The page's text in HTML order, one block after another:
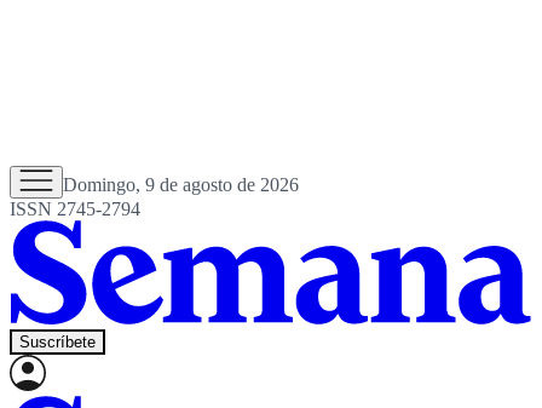
Domingo, 9 de agosto de 2026
ISSN 2745-2794
Suscríbete